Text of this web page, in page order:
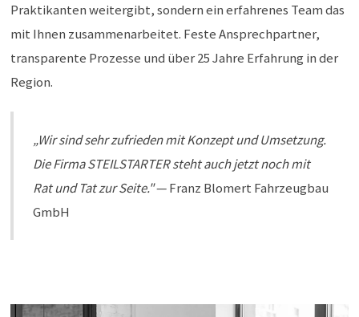
Praktikanten weitergibt, sondern ein erfahrenes Team das
mit Ihnen zusammenarbeitet. Feste Ansprechpartner,
transparente Prozesse und über 25 Jahre Erfahrung in der
Region.
„Wir sind sehr zufrieden mit Konzept und Umsetzung.
Die Firma STEILSTARTER steht auch jetzt noch mit
Rat und Tat zur Seite."— Franz Blomert Fahrzeugbau
GmbH